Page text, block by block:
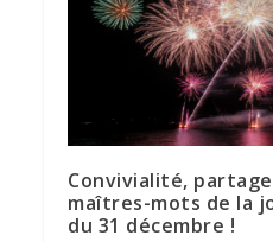
Convivialité,
maîtres-mots de la
du 31 décembre !